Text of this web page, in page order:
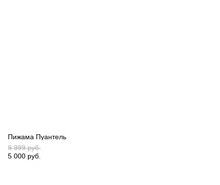
Пижама Пуантель
5 000 руб.
9 999 руб.